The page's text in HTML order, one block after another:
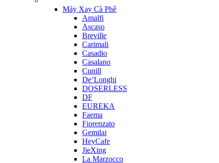
Máy Xay Cà Phê
Amalfi
Ascaso
Breville
Carimali
Casadio
Casalano
Cunill
De’Longhi
DOSERLESS
DF
EUREKA
Faema
Fiorenzato
Gemilai
HeyCafe
JieXing
La Marzocco